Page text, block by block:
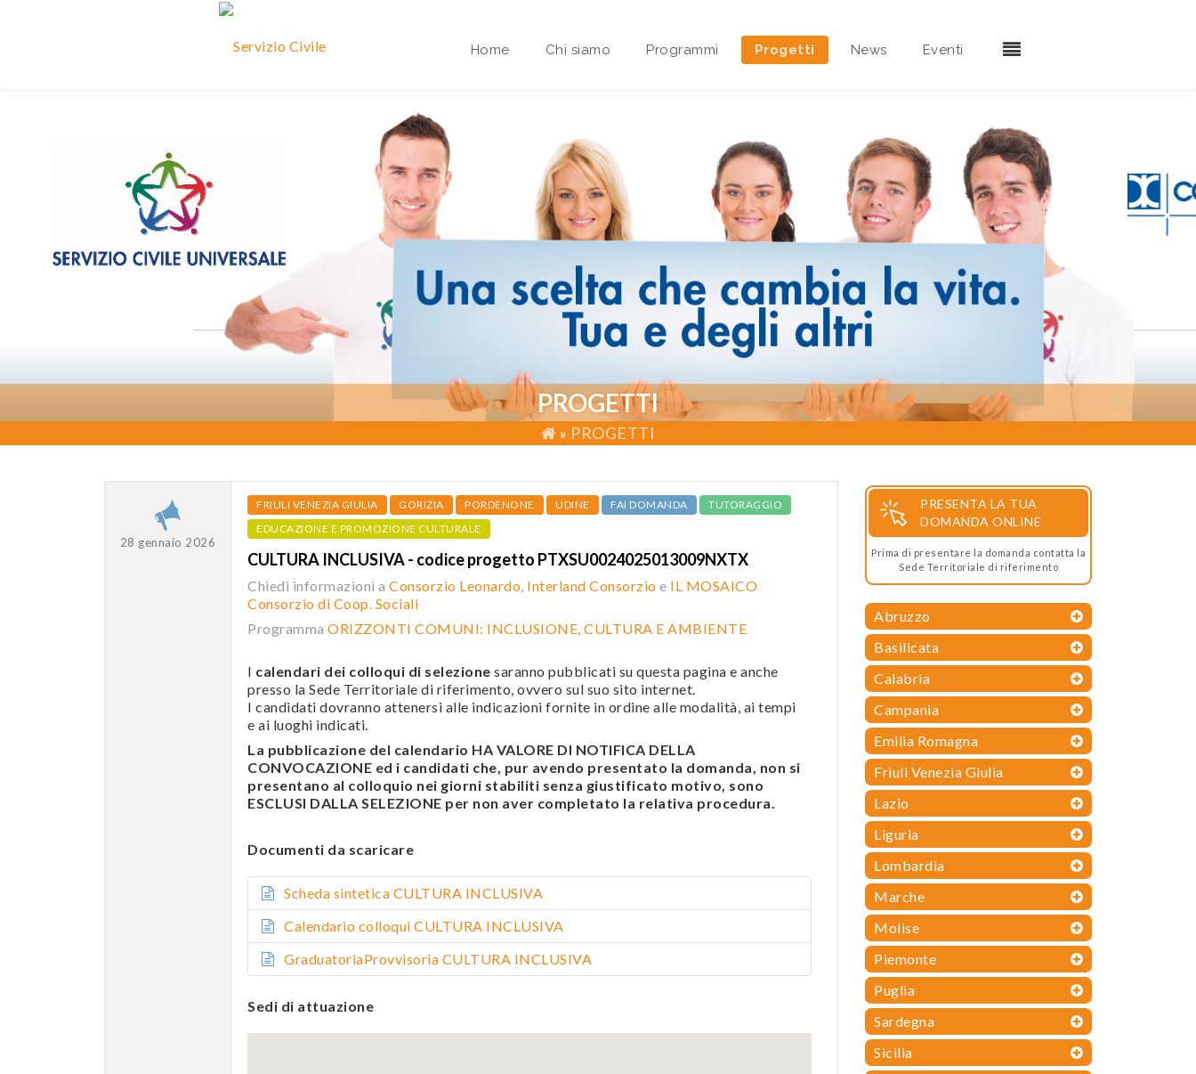
Home Chi siamo
Area riservata Sedi Territoriali
Programmi Progetti News Eventi
PROGETTI
» PROGETTI
28 gennaio 2026
FRIULI VENEZIA GIULIA GORIZIA PORDENONE UDINE FAI DOMANDA
TUTORAGGIO
EDUCAZIONE E PROMOZIONE CULTURALE
CULTURA INCLUSIVA - codice progetto PTXSU0024025013009NXTX
Chiedi informazioni a Consorzio Leonardo, Interland Consorzio e IL MOSAICO
Consorzio di Coop. Sociali
Programma ORIZZONTI COMUNI: INCLUSIONE, CULTURA E AMBIENTE
I calendari dei colloqui di selezione saranno pubblicati su questa pagina e anche
presso la Sede Territoriale di riferimento, ovvero sul suo sito internet.
I candidati dovranno attenersi alle indicazioni fornite in ordine alle modalità, ai tempi
e ai luoghi indicati.
La pubblicazione del calendario HA VALORE DI NOTIFICA DELLA
CONVOCAZIONE ed i candidati che, pur avendo presentato la domanda, non si
presentano al colloquio nei giorni stabiliti senza giustificato motivo, sono
ESCLUSI DALLA SELEZIONE per non aver completato la relativa procedura.
Documenti da scaricare
Scheda sintetica CULTURA INCLUSIVA
Calendario colloqui CULTURA INCLUSIVA
GraduatoriaProvvisoria CULTURA INCLUSIVA
Sedi di attuazione
PRESENTA LA TUA
DOMANDA ONLINE
Prima di presentare la domanda contatta la
Sede Territoriale di riferimento
Abruzzo
Basilicata
Calabria
Campania
Emilia Romagna
Friuli Venezia Giulia
Lazio
Liguria
Lombardia
Marche
Molise
Piemonte
Puglia
Sardegna
Sicilia